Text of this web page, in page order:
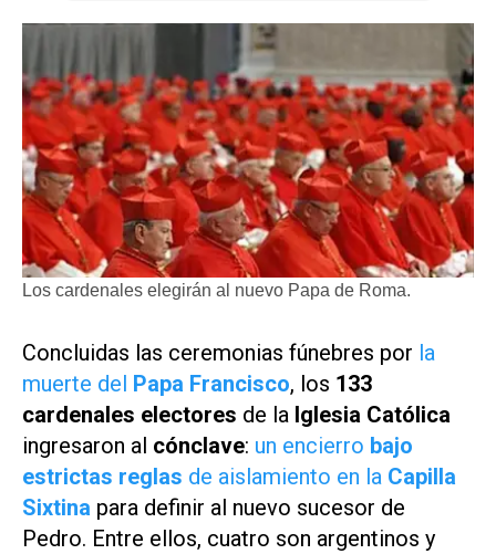
Los cardenales elegirán al nuevo Papa de Roma.
Concluidas las ceremonias fúnebres por la
muerte del Papa Francisco, los 133
cardenales electores de la Iglesia Católica
ingresaron al cónclave: un encierro bajo
estrictas reglas de aislamiento en la Capilla
Sixtina para definir al nuevo sucesor de
Pedro. Entre ellos, cuatro son argentinos y